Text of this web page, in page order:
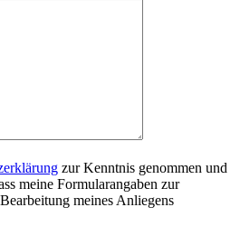
zur Kenntnis genommen und
meine Formularangaben zur
meines Anliegens